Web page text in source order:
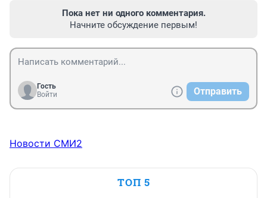
Пока нет ни одного комментария.
Начните обсуждение первым!
Гость
Войти
Отправить
Новости СМИ2
ТОП 5